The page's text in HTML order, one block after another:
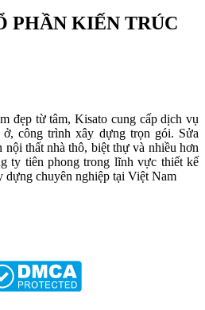
PHẦN KIẾN TRÚC
đẹp từ tâm, Kisato cung cấp dịch vụ
công trình xây dựng trọn gói. Sửa
nội thất nhà thô, biệt thự và nhiều hơn
ty tiên phong trong lĩnh vực thiết kế
dựng chuyên nghiệp tại Việt Nam